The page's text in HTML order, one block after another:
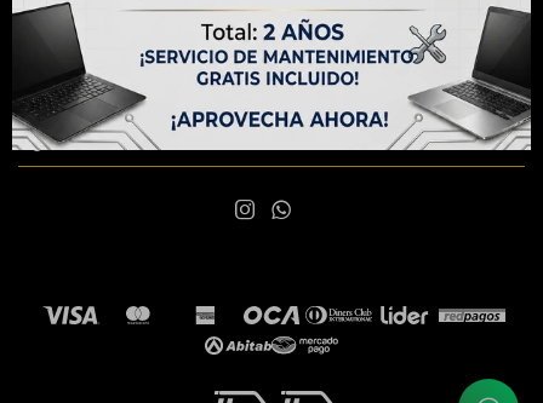
NEWSLETTER
¡Suscribite y recibí todas nuestras novedades!
SUSCRIBIRME
 